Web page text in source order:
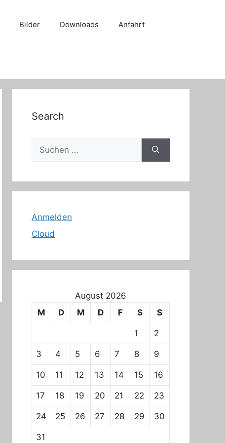
Bilder Downloads Anfahrt
Search
Suche
nach:
Anmelden
Cloud
August 2026
M
D M D F S S
1 2
3 4 5 6 7 8 9
10 11 12 13 14 15 16
17 18 19 20 21 22 23
24 25 26 27 28 29 30
31